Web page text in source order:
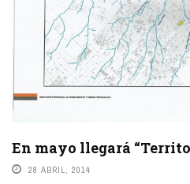
En mayo llegará
28 ABRIL, 2014